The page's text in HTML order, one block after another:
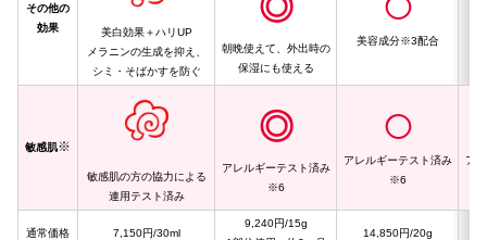
その他の
効果
美白効果＋ハリUP
メラニンの生成を抑え、
シミ・そばかすを防ぐ
朝晩使えて、外出時の
保湿にも使える
◯
美容成分※3配合
敏感肌※
敏感肌の方の協力による
連用テスト済み
◎
アレルギーテスト済み
※6
◯
アレルギーテスト済み
※6
ア
通常価格
7,150円/30ml
9,240円/15g
14,850円/20g